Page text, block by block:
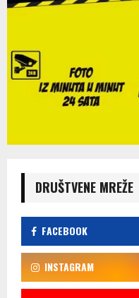
DRUŠTVENE MREŽE
FACEBOOK
INSTAGRAM